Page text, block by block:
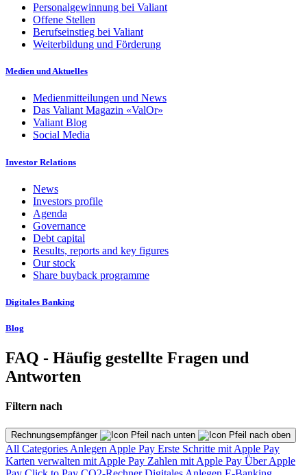
Personalgewinnung bei Valiant
Offene Stellen
Berufseinstieg bei Valiant
Weiterbildung und Förderung
Medien und Aktuelles
Medienmitteilungen und News
Das Valiant Magazin «ValOr»
Valiant Blog
Social Media
Investor Relations
News
Investors profile
Agenda
Governance
Debt capital
Results, reports and key figures
Our stock
Share buyback programme
Digitales Banking
Blog
FAQ - Häufig gestellte Fragen und
Antworten
Filtern nach
Rechnungsempfänger
All Categories Anlegen Apple Pay Erste Schritte mit Apple Pay
Karten verwalten mit Apple Pay Zahlen mit Apple Pay Über Apple